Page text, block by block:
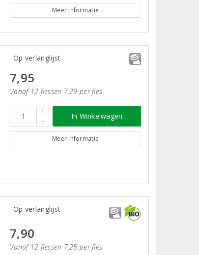
Meer informatie
Op verlanglijst
7,95
Vanaf 12 flessen 7,29 per fles
+
-
In Winkelwagen
Meer informatie
Op verlanglijst
7,90
Vanaf 12 flessen 7,25 per fles